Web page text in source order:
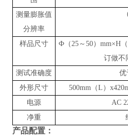
测量膨胀值
分辨率
样品尺寸
Ф（25～50）mm×H
订做不
测试准确度
优
外形尺寸
500mm（L）
电源
AC
净重
产品配置：